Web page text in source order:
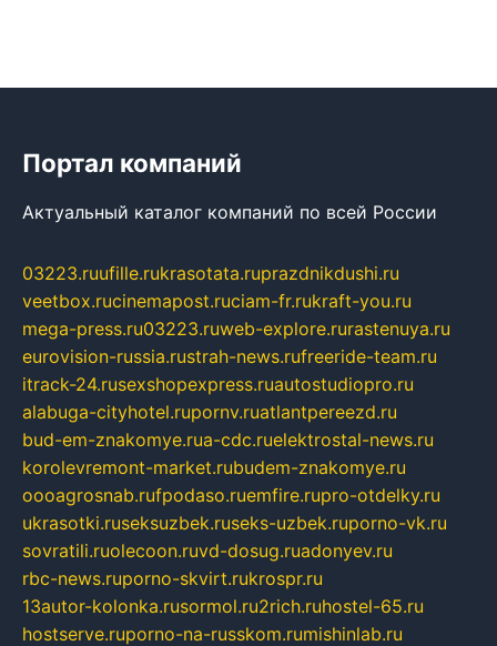
Портал компаний
Актуальный каталог компаний по всей России
03223.ruufille.rukrasotata.ruprazdnikdushi.ru
veetbox.rucinemapost.ruciam-fr.rukraft-you.ru
mega-press.ru03223.ruweb-explore.rurastenuya.ru
eurovision-russia.rustrah-news.rufreeride-team.ru
itrack-24.rusexshopexpress.ruautostudiopro.ru
alabuga-cityhotel.rupornv.ruatlantpereezd.ru
bud-em-znakomye.rua-cdc.ruelektrostal-news.ru
korolevremont-market.rubudem-znakomye.ru
oooagrosnab.rufpodaso.ruemfire.rupro-otdelky.ru
ukrasotki.ruseksuzbek.ruseks-uzbek.ruporno-vk.ru
sovratili.ruolecoon.ruvd-dosug.ruadonyev.ru
rbc-news.ruporno-skvirt.rukrospr.ru
13autor-kolonka.rusormol.ru2rich.ruhostel-65.ru
hostserve.ruporno-na-russkom.rumishinlab.ru